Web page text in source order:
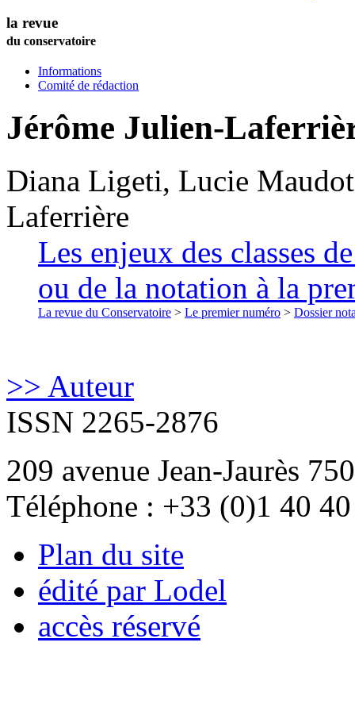
la revue
du conservatoire
Informations
Comité de rédaction
Jérôme Julien-
Diana Ligeti, Lucie
Laferrière
Les enjeux des classes
ou de la notation à la
La revue du Conservatoire > Le premier numéro > Dossier
>> Auteur
ISSN 2265-2876
209 avenue Jean-Jaurès
Téléphone : +33 (0)1 40
Plan du site
édité par Lodel
accès réservé